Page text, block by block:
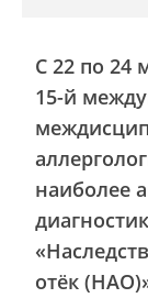
С 22 по 24
15-й
наиболее
отёк